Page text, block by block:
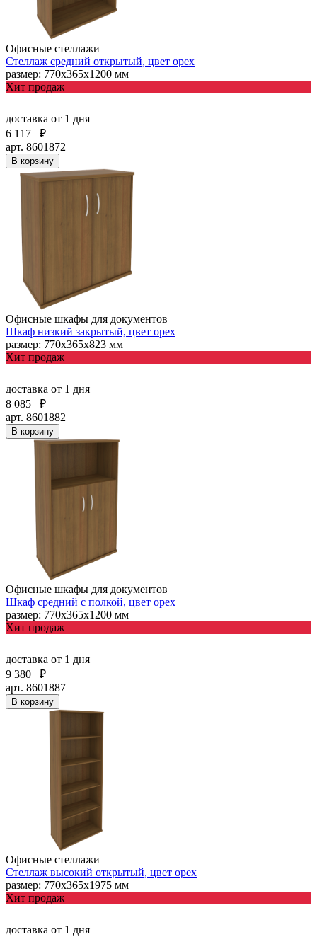
Офисные стеллажи
Стеллаж средний открытый, цвет орех
размер: 770х365х1200 мм
Хит продаж
доставка от 1 дня
6 117
₽
арт. 8601872
В корзину
Офисные шкафы для документов
Шкаф низкий закрытый, цвет орех
размер: 770х365х823 мм
Хит продаж
доставка от 1 дня
8 085
₽
арт. 8601882
В корзину
Офисные шкафы для документов
Шкаф средний с полкой, цвет орех
размер: 770х365х1200 мм
Хит продаж
доставка от 1 дня
9 380
₽
арт. 8601887
В корзину
Офисные стеллажи
Стеллаж высокий открытый, цвет орех
размер: 770х365х1975 мм
Хит продаж
доставка от 1 дня